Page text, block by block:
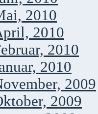
2010
2010
2010
2010
2009
2009